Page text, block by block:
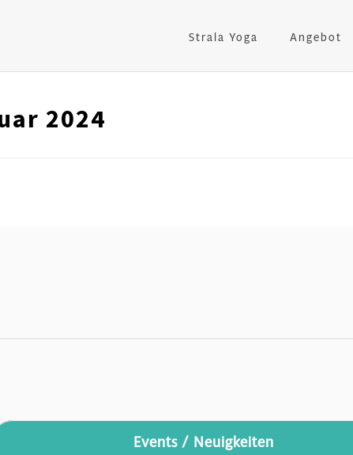
Strala Yoga Angebot
2024
Events / Neuigkeiten